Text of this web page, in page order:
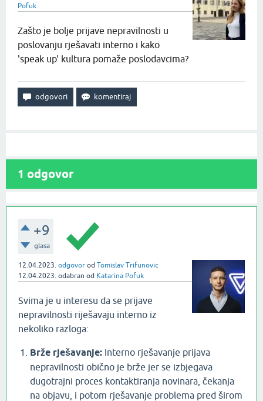
Pofuk
Zašto je bolje prijave nepravilnosti u
poslovanju rješavati interno i kako
'speak up' kultura pomaže poslodavcima?
1 odgovor
+9
glasa
12.04.2023. odgovor od Tomislav Trifunovic
12.04.2023. odabran od Katarina Pofuk
Svima je u interesu da se prijave
nepravilnosti riješavaju interno iz
nekoliko razloga:
Brže rješavanje: Interno rješavanje prijava
nepravilnosti obično je brže jer se izbjegava
dugotrajni proces kontaktiranja novinara, čekanja
na objavu, i potom rješavanje problema pred širom